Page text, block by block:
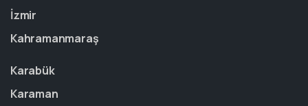
İzmir
Kahramanmaraş
Karabük
Karaman